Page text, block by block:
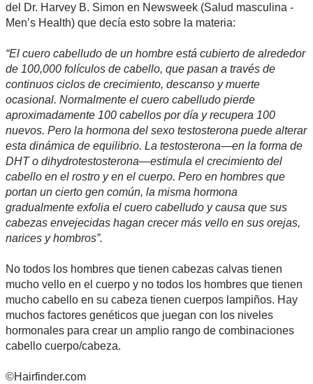
del Dr. Harvey B. Simon en Newsweek (Salud masculina -
Men’s Health) que decía esto sobre la materia:
“El cuero cabelludo de un hombre está cubierto de alrededor
de 100,000 folículos de cabello, que pasan a través de
continuos ciclos de crecimiento, descanso y muerte
ocasional. Normalmente el cuero cabelludo pierde
aproximadamente 100 cabellos por día y recupera 100
nuevos. Pero la hormona del sexo testosterona puede alterar
esta dinámica de equilibrio. La testosterona—en la forma de
DHT o dihydrotestosterona—estimula el crecimiento del
cabello en el rostro y en el cuerpo. Pero en hombres que
portan un cierto gen común, la misma hormona
gradualmente exfolia el cuero cabelludo y causa que sus
cabezas envejecidas hagan crecer más vello en sus orejas,
narices y hombros”.
No todos los hombres que tienen cabezas calvas tienen
mucho vello en el cuerpo y no todos los hombres que tienen
mucho cabello en su cabeza tienen cuerpos lampiños. Hay
muchos factores genéticos que juegan con los niveles
hormonales para crear un amplio rango de combinaciones
cabello cuerpo/cabeza.
©Hairfinder.com